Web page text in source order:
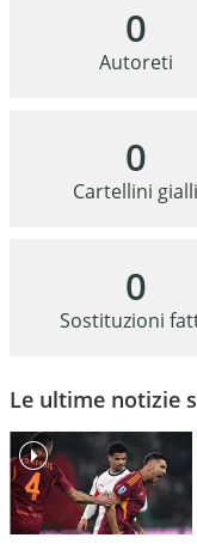
0
Autoreti
0
Cartellini gialli
0
Sostituzioni
Le ultime notizie